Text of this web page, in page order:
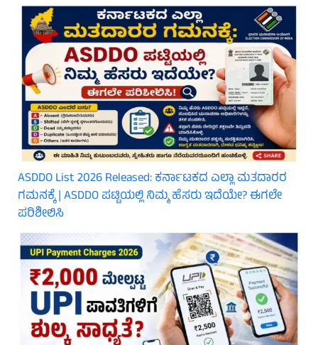
ASDDO List 2026 Released: ಕರ್ನಾಟಕದ ಎಲ್ಲಾ ಮತದಾರರ
ಗಮನಕ್ಕೆ | ASDDO ಪಟ್ಟಿಯಲ್ಲಿ ನಿಮ್ಮ ಹೆಸರು ಇದೆಯೇ? ಈಗಲೇ
ಪರಿಶೀಲಿಸಿ